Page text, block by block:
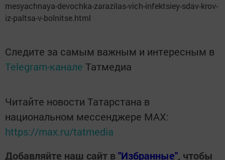
mesyachnaya-devochka-zarazilas-vich-infektsiey-sdav-krov-
iz-paltsa-v-bolnitse.html
Следите за самым важным и интересным в
Telegram-канале Татмедиа
Читайте новости Татарстана в
национальном мессенджере MАХ:
https://max.ru/tatmedia
Добавляйте наш сайт в"Избранные", чтобы